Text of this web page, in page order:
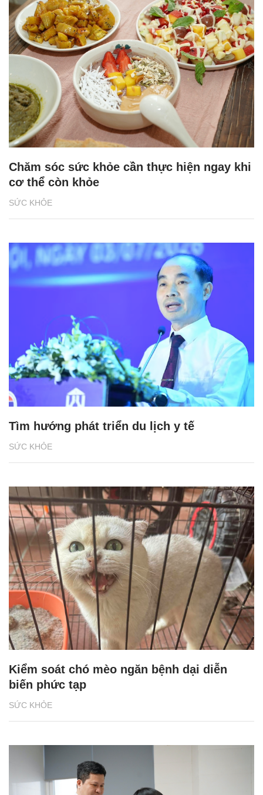
SỨC KHỎE
Chăm sóc sức khỏe cần thực hiện ngay khi
cơ thể còn khỏe
SỨC KHỎE
Tìm hướng phát triển du lịch y tế
SỨC KHỎE
Kiểm soát chó mèo ngăn bệnh dại diễn
biến phức tạp